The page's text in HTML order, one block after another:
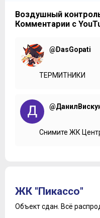
Воздушный
Комментарии с
@DasGopati
ТЕРМИТНИКИ
Снимите ЖК
ЖК "Пикассо"
Объект сдан. Всё